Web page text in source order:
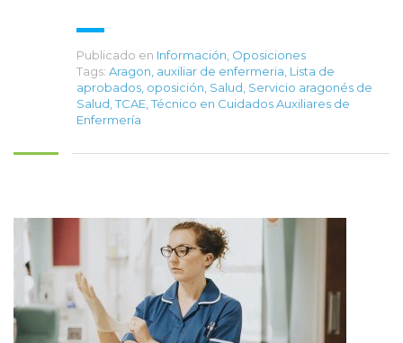
Publicado en Información Oposiciones
Tags: Aragon auxiliar de enfermeria Lista de
aprobados oposición Salud Servicio aragonés de
Salud TCAE Técnico en Cuidados Auxiliares de
Enfermería